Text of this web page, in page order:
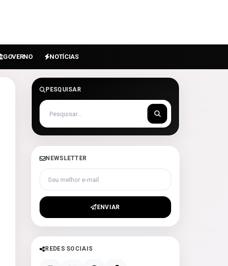
GOVERNO NOTÍCIAS
PESQUISAR
NEWSLETTER
Seu melhor e-mail
ENVIAR
REDES SOCIAIS